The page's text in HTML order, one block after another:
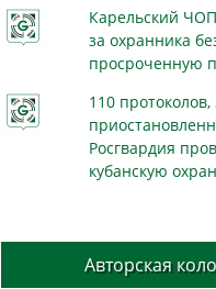
Карельский
за охранника
просроченную
110 протоколов,
Росгвардия
кубанскую
Авторская